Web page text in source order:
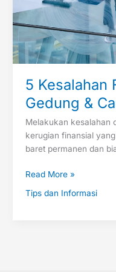
5 Kesalahan
Gedung &
Melakukan kesalahan
kerugian finansial
baret permanen dan
Read More »
Tips dan Informasi